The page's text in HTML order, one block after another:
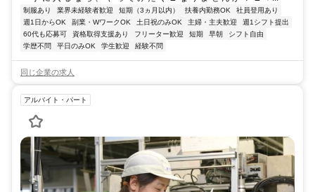
制服あり 業界未経験者歓迎 短期（3ヵ月以内） 扶養内勤務OK
社員登用あり
週1日からOK
副業・WワークOK 土日祝のみOK 主婦・主夫歓迎
週1シフト提出
60代も応募可
資格取得支援あり フリーター歓迎 短期 早朝
シフト自由
学歴不問
平日のみOK 学生歓迎 経験不問
同じ企業の求人
アルバイト・パート